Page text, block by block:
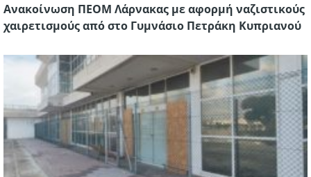
Ανακοίνωση ΠΕΟΜ Λάρνακας με αφορμή ναζιστικούς
χαιρετισμούς από στο Γυμνάσιο Πετράκη Κυπριανού